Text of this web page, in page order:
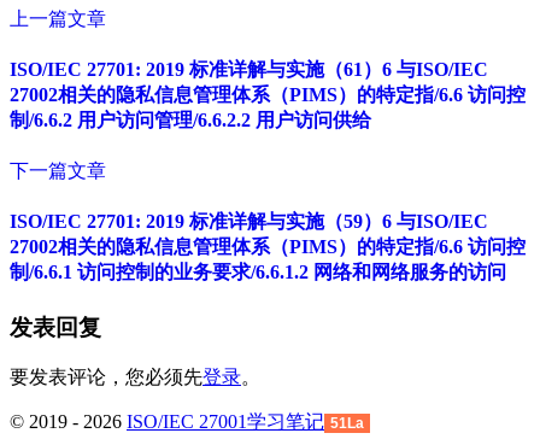
上一篇文章
ISO/IEC 27701: 2019 标准详解与实施（61）6 与ISO/IEC
27002相关的隐私信息管理体系（PIMS）的特定指/6.6 访问控
制/6.6.2 用户访问管理/6.6.2.2 用户访问供给
下一篇文章
ISO/IEC 27701: 2019 标准详解与实施（59）6 与ISO/IEC
27002相关的隐私信息管理体系（PIMS）的特定指/6.6 访问控
制/6.6.1 访问控制的业务要求/6.6.1.2 网络和网络服务的访问
发表回复
要发表评论，您必须先登录。
© 2019 - 2026 ISO/IEC 27001学习笔记 51La